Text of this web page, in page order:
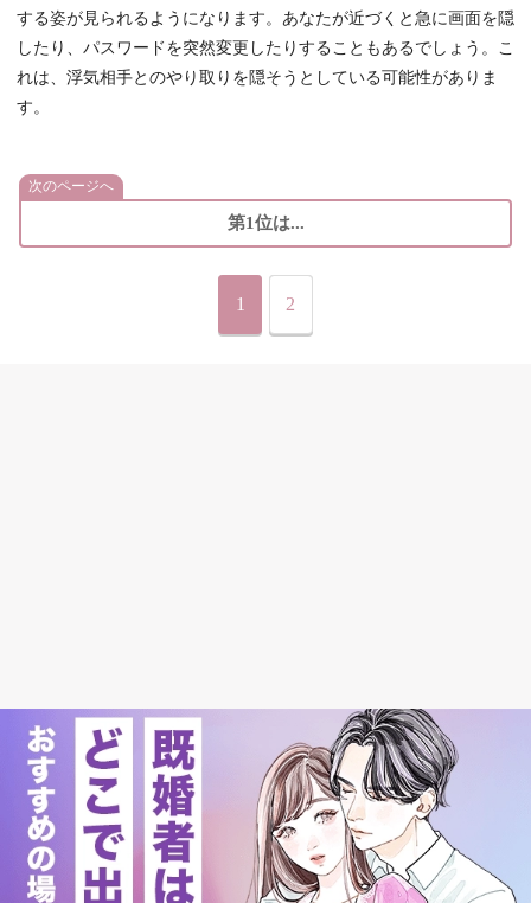
する姿が見られるようになります。あなたが近づくと急に画面を隠
したり、パスワードを突然変更したりすることもあるでしょう。こ
れは、浮気相手とのやり取りを隠そうとしている可能性がありま
す。
次のページへ
第1位は...
1 2